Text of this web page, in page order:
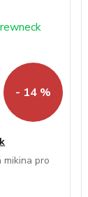
- 14 %
mikina pro